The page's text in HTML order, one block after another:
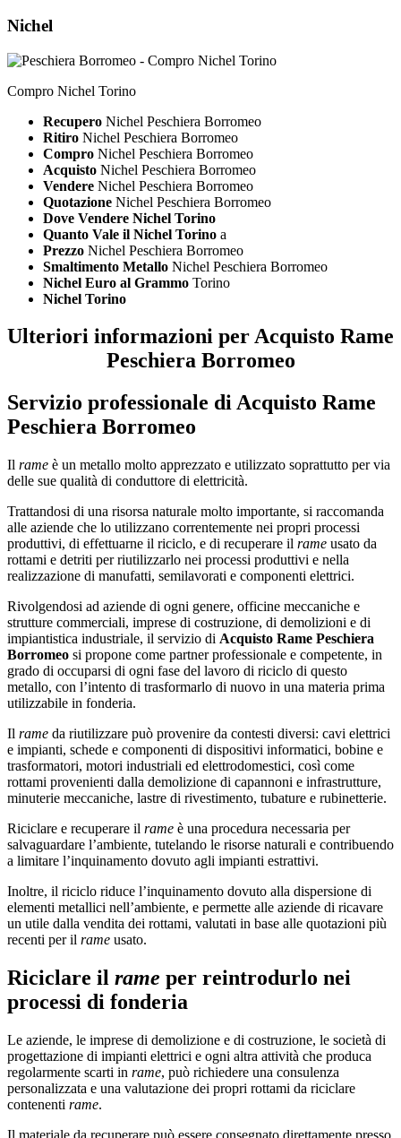
Nichel
Compro Nichel Torino
Recupero Nichel Peschiera Borromeo
Ritiro Nichel Peschiera Borromeo
Compro Nichel Peschiera Borromeo
Acquisto Nichel Peschiera Borromeo
Vendere Nichel Peschiera Borromeo
Quotazione Nichel Peschiera Borromeo
Dove Vendere Nichel Torino
Quanto Vale il Nichel Torino a
Prezzo Nichel Peschiera Borromeo
Smaltimento Metallo Nichel Peschiera Borromeo
Nichel Euro al Grammo Torino
Nichel Torino
Ulteriori informazioni per Acquisto Rame
Peschiera Borromeo
Servizio professionale diAcquisto Rame
Peschiera Borromeo
Il rame è un metallo molto apprezzato e utilizzato soprattutto per via
delle sue qualità di conduttore di elettricità.
Trattandosi di una risorsa naturale molto importante, si raccomanda
alle aziende che lo utilizzano correntemente nei propri processi
produttivi, di effettuarne il riciclo, e di recuperare il rame usato da
rottami e detriti per riutilizzarlo nei processi produttivi e nella
realizzazione di manufatti, semilavorati e componenti elettrici.
Rivolgendosi ad aziende di ogni genere, officine meccaniche e
strutture commerciali, imprese di costruzione, di demolizioni e di
impiantistica industriale, il servizio di Acquisto Rame Peschiera
Borromeo si propone come partner professionale e competente, in
grado di occuparsi di ogni fase del lavoro di riciclo di questo
metallo, con l’intento di trasformarlo di nuovo in una materia prima
utilizzabile in fonderia.
Il rame da riutilizzare può provenire da contesti diversi: cavi elettrici
e impianti, schede e componenti di dispositivi informatici, bobine e
trasformatori, motori industriali ed elettrodomestici, così come
rottami provenienti dalla demolizione di capannoni e infrastrutture,
minuterie meccaniche, lastre di rivestimento, tubature e rubinetterie.
Riciclare e recuperare il rame è una procedura necessaria per
salvaguardare l’ambiente, tutelando le risorse naturali e contribuendo
a limitare l’inquinamento dovuto agli impianti estrattivi.
Inoltre, il riciclo riduce l’inquinamento dovuto alla dispersione di
elementi metallici nell’ambiente, e permette alle aziende di ricavare
un utile dalla vendita dei rottami, valutati in base alle quotazioni più
recenti per il rame usato.
Riciclare il rame per reintrodurlo nei
processi di fonderia
Le aziende, le imprese di demolizione e di costruzione, le società di
progettazione di impianti elettrici e ogni altra attività che produca
regolarmente scarti in rame, può richiedere una consulenza
personalizzata e una valutazione dei propri rottami da riciclare
contenenti rame.
Il materiale da recuperare può essere consegnato direttamente presso